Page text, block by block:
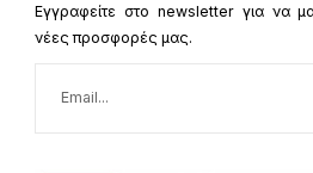
Εγγραφείτε στο newsletter για να
νέες προσφορές μας.